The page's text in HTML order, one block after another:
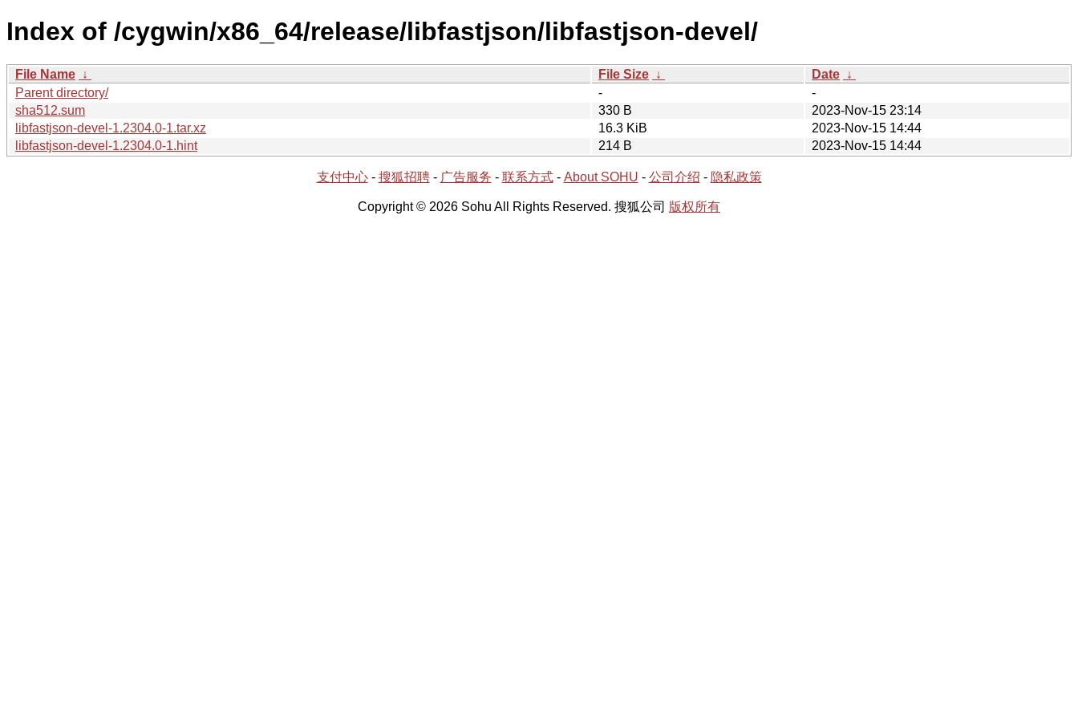
Index of /cygwin/x86_64/release/libfastjson/libfastjson-devel/
File Name ↓ File Size ↓ Date ↓
Parent directory/
-
-
sha512.sum
330 B
2023-Nov-15 23:14
libfastjson-devel-1.2304.0-1.tar.xz
16.3 KiB
2023-Nov-15 14:44
libfastjson-devel-1.2304.0-1.hint
214 B 2023-Nov-15 14:44
支付中心- 搜狐招聘- 广告服务 - 联系方式- About SOHU - 公司介绍 - 隐私政策
Copyright © 2026 Sohu All Rights Reserved. 搜狐公司 版权所有